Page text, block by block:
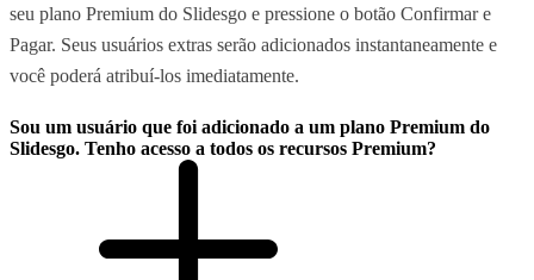
seu plano Premium do Slidesgo e pressione o botão Confirmar e
Pagar. Seus usuários extras serão adicionados instantaneamente e
você poderá atribuí-los imediatamente.
Sou um usuário que foi adicionado a um plano Premium do
Slidesgo. Tenho acesso a todos os recursos Premium?